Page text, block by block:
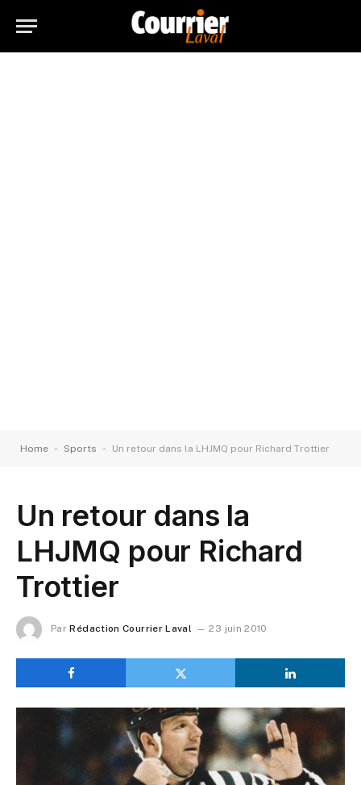
Home - Sports - Un retour dans la LHJMQ pour Richard Trottier
Un retour dans la
LHJMQ pour Richard
Trottier
Par Rédaction Courrier Laval 23 juin 2010